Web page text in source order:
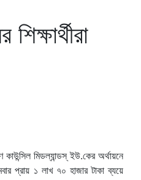
মিডল্যান্ডস্ ইউ.কের অর্থায়নে
প্রায় ১ লাখ ৭০ হাজার টাকা ব্যয়ে